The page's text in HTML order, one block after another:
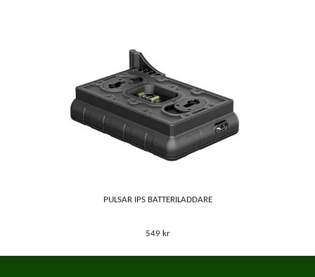
PULSAR IPS BATTERILADDARE
549 kr